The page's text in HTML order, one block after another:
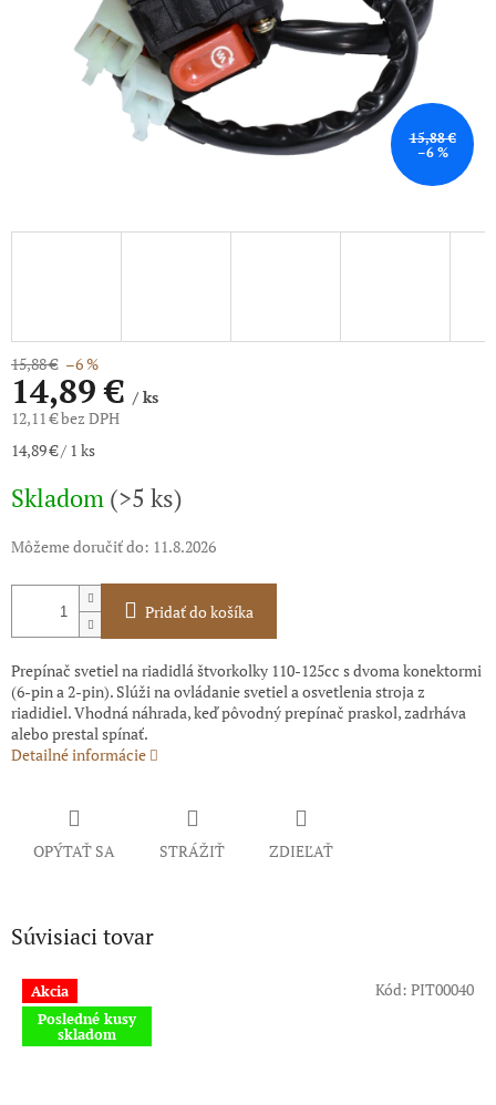
15,88 €
–6 %
15,88 € –6 %
14,89 €/ ks
12,11 € bez DPH
Jednotková
14,89 € / 1 ks
Skladom (>5 ks)
Môžeme doručiť do: 11.8.2026
Pridať do košíka
Prepínač svetiel na riadidlá štvorkolky 110-125cc s dvoma konektormi
(6-pin a 2-pin). Slúži na ovládanie svetiel a osvetlenia stroja z
riadidiel. Vhodná náhrada, keď pôvodný prepínač praskol, zadrháva
alebo prestal spínať.
Detailné informácie
OPÝTAŤ SA STRÁŽIŤ ZDIEĽAŤ
Súvisiaci tovar
Akcia
Posledné kusy
skladom
Kód: PIT00040